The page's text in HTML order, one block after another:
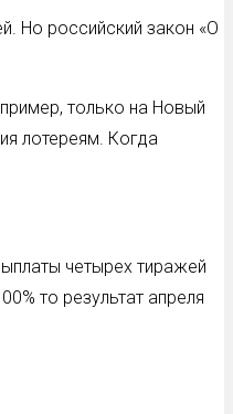
Но российский закон «О
только на Новый
лотереям. Когда
четырех тиражей
то результат апреля